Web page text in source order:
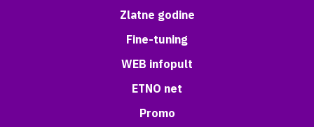
Zlatne godine
Fine-tuning
WEB infopult
ETNO net
Promo